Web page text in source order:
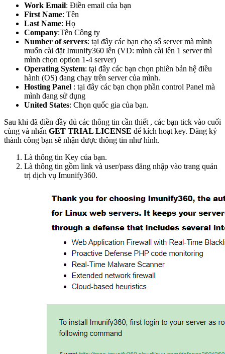
Work Email: Điền email của bạn
First Name: Tên
Last Name: Họ
Company:Tên Công ty
Number of servers: tại đây các bạn chọ số server mà mình
muốn cài đặt Imunify360 lên (VD: mình cài lên 1 server thì
mình chọn option 1-4 server)
Operating System: tại đây các bạn chọn phiên bản hệ điều
hành (OS) đang chạy trên server của mình.
Hosting Panel : tại đây các bạn chọn phần control Panel mà
mình đang sử dụng
United States: Chọn quốc gia của bạn.
Sau khi đã điền đầy đủ các thông tin cần thiết , các bạn tick vào cuối
cùng và nhấn GET TRIAL LICENSE để kích hoạt key. Đăng ký
thành công bạn sẽ nhận được thông tin như hình.
Là thông tin Key của bạn.
Là thông tin gồm link và user/pass đăng nhập vào trang quản
trị dịch vụ Imunify360.